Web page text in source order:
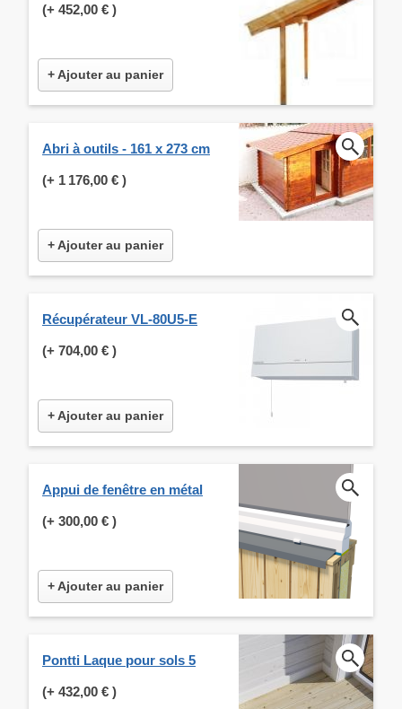
(+ 452,00 € )
+ Ajouter au panier
Abri à outils - 161 x 273 cm
(+ 1 176,00 € )
+ Ajouter au panier
Récupérateur VL-80U5-E
(+ 704,00 € )
+ Ajouter au panier
Appui de fenêtre en métal
(+ 300,00 € )
+ Ajouter au panier
Pontti Laque pour sols 5
(+ 432,00 € )